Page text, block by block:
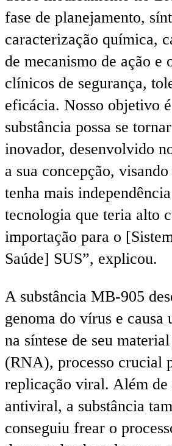
fase de planejamento,
caracterização química,
de mecanismo de ação e
clínicos de segurança,
eficácia. Nosso objetivo
substância possa se
inovador, desenvolvido
a sua concepção,
tenha mais
tecnologia que teria alto
importação para o
Saúde] SUS”, explicou.
A substância MB-905
genoma do vírus e causa
na síntese de seu
(RNA), processo crucial
replicação viral. Além de
antiviral, a substância
conseguiu frear o